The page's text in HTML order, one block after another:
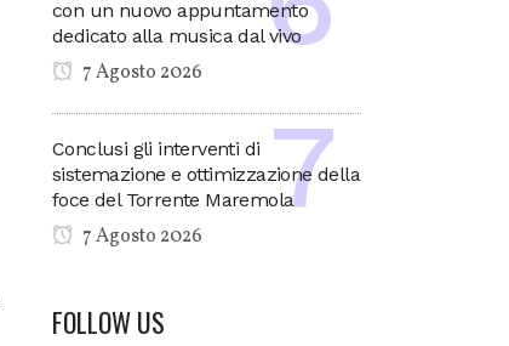
con un nuovo appuntamento
dedicato alla musica dal vivo
7 Agosto 2026
Conclusi gli interventi di
sistemazione e ottimizzazione della
foce del Torrente Maremola
7 Agosto 2026
FOLLOW US